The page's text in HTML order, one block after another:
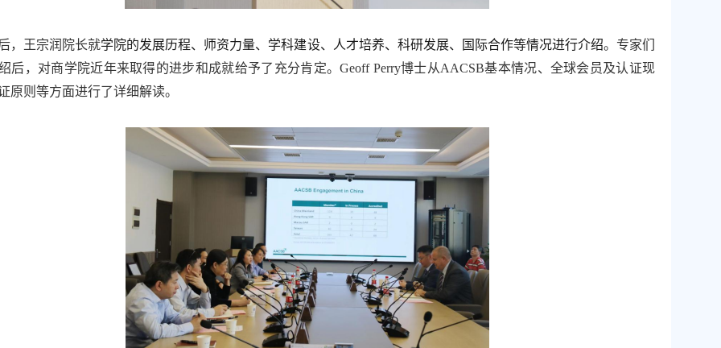
，王宗润院长就学院的发展历程、师资力量、学科建设、人才培养、科研发展、 国际合作等情况进行介绍。 专家们
后，对商学院近年来取得的进步和成就给予了充分肯定。Geoff Perry博士从AACSB基本情况、全球会员及认证现
原则等方面进行了详细解读。